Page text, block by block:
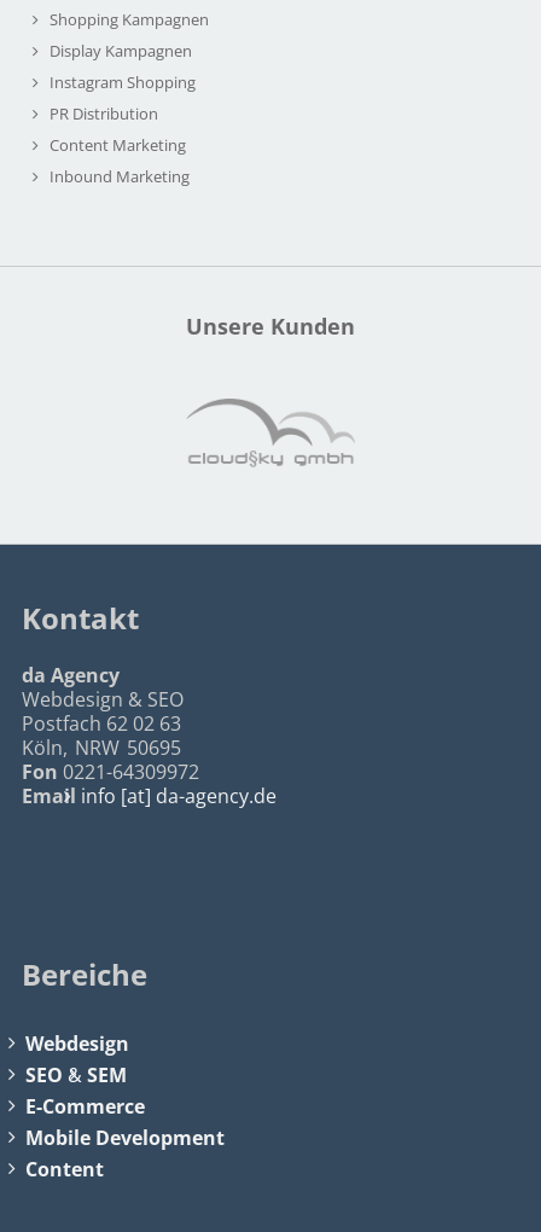
Shopping Kampagnen
Display Kampagnen
Instagram Shopping
PR Distribution
Content Marketing
Inbound Marketing
Unsere Kunden
Kontakt
da Agency
Webdesign & SEO
Postfach 62 02 63
Köln, NRW 50695
Fon 0221-64309972
Email info [at] da-agency.de
Bereiche
Webdesign
SEO &SEM
E-Commerce
Mobile Development
Content